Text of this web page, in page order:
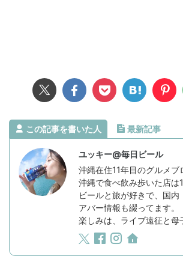
この記事を書いた人 最新記事
ユッキー@毎日ビール
沖縄在住11年目のグルメブ
沖縄で食べ飲み歩いた店は
ビールと旅が好きで、国内
アバー情報も綴ってます。
楽しみは、ライブ遠征と母